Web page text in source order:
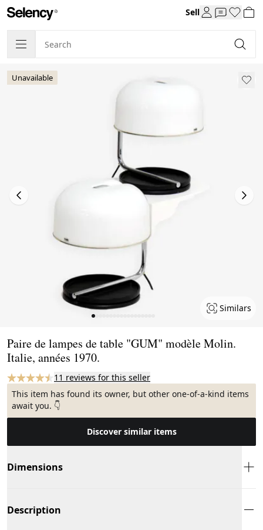
Sell
Unavailable
Similars
Paire de lampes de table "GUM" modèle Molin.
Italie, années 1970.
11 reviews for this seller
This item has found its owner, but other one-of-a-kind items
await you. 👇
Discover similar items
Dimensions
Description